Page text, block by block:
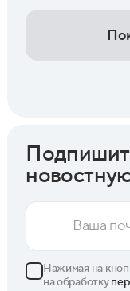
Нажимая на
на обработку